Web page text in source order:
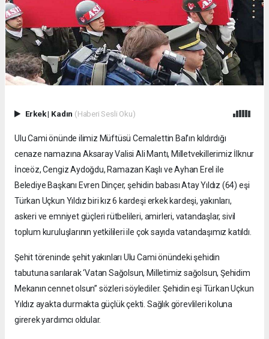
Erkek| Kadın (Haberi Sesli Oku)
Ulu Cami önünde ilimiz Müftüsü Cemalettin Bal’ın kıldırdığı
cenaze namazına Aksaray Valisi Ali Mantı, Milletvekillerimiz İlknur
İnceöz, Cengiz Aydoğdu, Ramazan Kaşlı ve Ayhan Erel ile
Belediye Başkanı Evren Dinçer, şehidin babası Atay Yıldız (64) eşi
Türkan Uçkun Yıldız biri kız 6 kardeşi erkek kardeşi, yakınları,
askeri ve emniyet güçleri rütbelileri, amirleri, vatandaşlar, sivil
toplum kuruluşlarının yetkilileri ile çok sayıda vatandaşımız katıldı.
Şehit töreninde şehit yakınları Ulu Cami önündeki şehidin
tabutuna sarılarak ‘Vatan Sağolsun, Milletimiz sağolsun, Şehidim
Mekanın cennet olsun” sözleri söylediler. Şehidin eşi Türkan Uçkun
Yıldız ayakta durmakta güçlük çekti. Sağlık görevlileri koluna
girerek yardımcı oldular.